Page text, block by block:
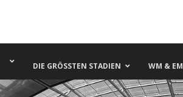
DIE GRÖSSTEN STADIEN WM & EM